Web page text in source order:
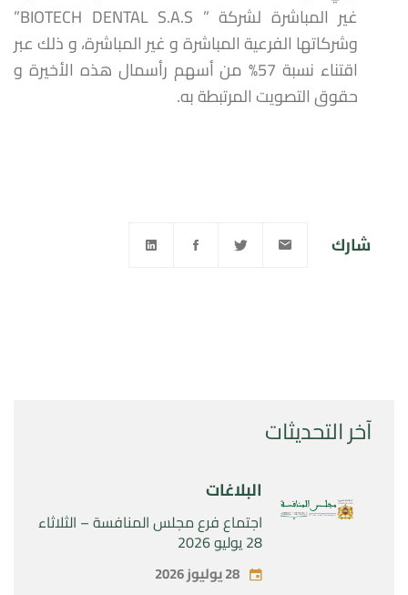
آخر التحديثات
البلاغات
اجتماع فرع مجلس المنافسة – الثلاثاء
28 يوليو 2026
28 يوليوز 2026
غير المباشرة لشركة ” BIOTECH DENTAL S.A.S”
وشركاتها الفرعية المباشرة و غير المباشرة، و ذلك عبر
اقتناء نسبة 57% من أسهم رأسمال هذه الأخيرة و
حقوق التصويت المرتبطة به.
شارك